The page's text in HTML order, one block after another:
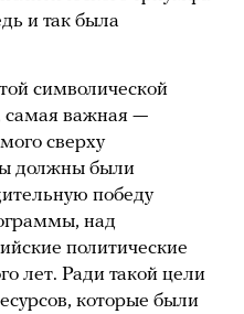
и так была
символической
важная —
сверху
должны были
победу
над
политические
лет. Ради такой цели
которые были